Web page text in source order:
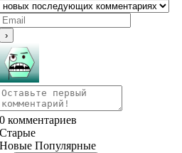
0 комментариев
Старые
Новые Популярные